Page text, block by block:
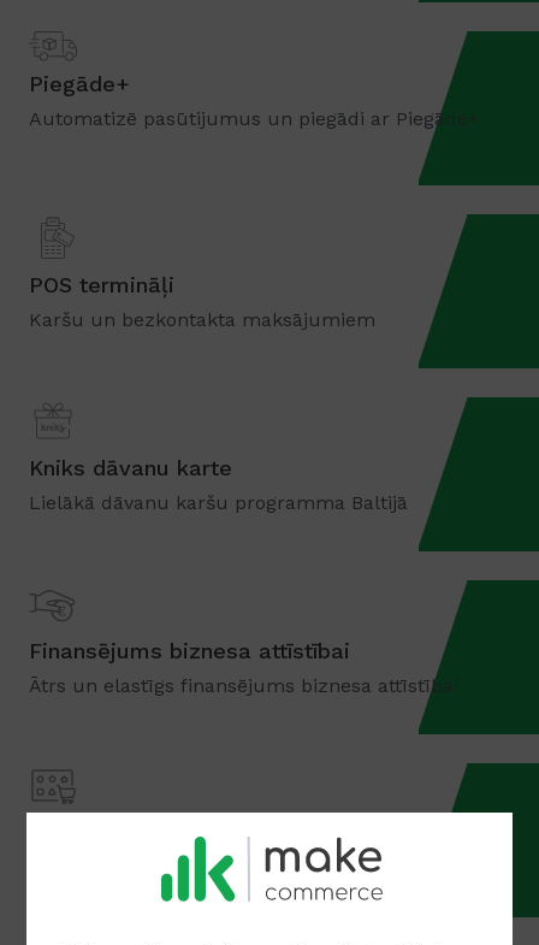
Piegāde+
Automatizē pasūtijumus un piegādi ar Piegāde+
POS termināļi
Karšu un bezkontakta maksājumiem
Kniks dāvanu karte
Lielākā dāvanu karšu programma Baltijā
Finansējums biznesa attīstībai
Ātrs un elastīgs finansējums biznesa attīstībai
Tirdzniecības platformu risinājums
Tirdzniecības platformu norēķinu risinājums.